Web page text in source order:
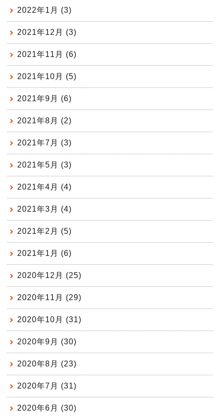
2022年1月 (3)
2021年12月 (3)
2021年11月 (6)
2021年10月 (5)
2021年9月 (6)
2021年8月 (2)
2021年7月 (3)
2021年5月 (3)
2021年4月 (4)
2021年3月 (4)
2021年2月 (5)
2021年1月 (6)
2020年12月 (25)
2020年11月 (29)
2020年10月 (31)
2020年9月 (30)
2020年8月 (23)
2020年7月 (31)
2020年6月 (30)